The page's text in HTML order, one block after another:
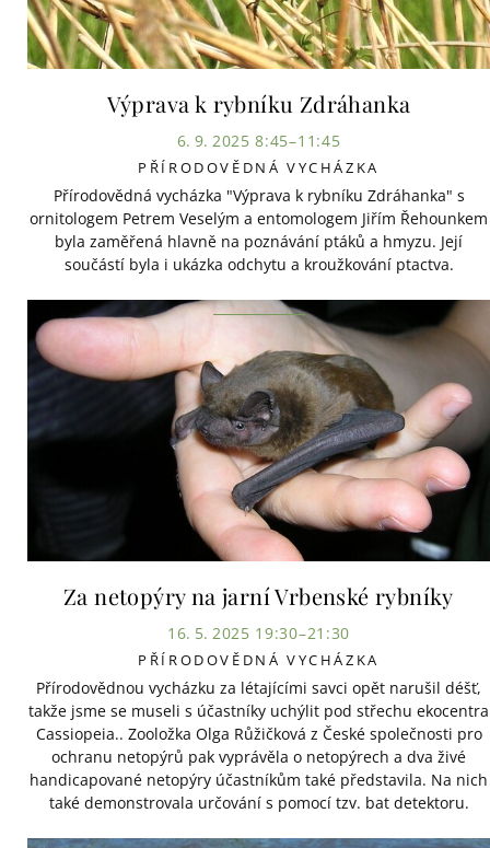
Výprava k rybníku Zdráhanka
6. 9. 2025 8:45–11:45
PŘÍRODOVĚDNÁ VYCHÁZKA
Přírodovědná vycházka "Výprava k rybníku Zdráhanka" s
ornitologem Petrem Veselým a entomologem Jiřím Řehounkem
byla zaměřená hlavně na poznávání ptáků a hmyzu. Její
součástí byla i ukázka odchytu a kroužkování ptactva.
Za netopýry na jarní Vrbenské rybníky
16. 5. 2025 19:30–21:30
PŘÍRODOVĚDNÁ VYCHÁZKA
Přírodovědnou vycházku za létajícími savci opět narušil déšť,
takže jsme se museli s účastníky uchýlit pod střechu ekocentra
Cassiopeia.. Zooložka Olga Růžičková z České společnosti pro
ochranu netopýrů pak vyprávěla o netopýrech a dva živé
handicapované netopýry účastníkům také představila. Na nich
také demonstrovala určování s pomocí tzv. bat detektoru.